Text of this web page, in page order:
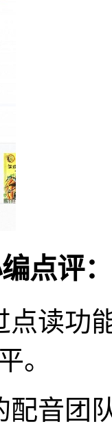
点评：
点读功
。
配音团